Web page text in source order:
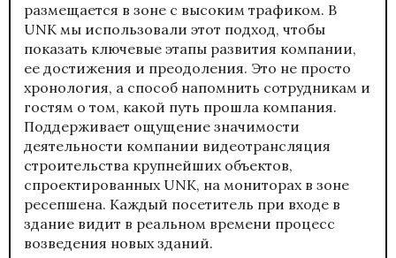
размещается в зоне с высоким трафиком. В
UNK мы использовали этот подход, чтобы
показать ключевые этапы развития компании,
ее достижения и преодоления. Это не просто
хронология, а способ напомнить сотрудникам и
гостям о том, какой путь прошла компания.
Поддерживает ощущение значимости
деятельности компании видеотрансляция
строительства крупнейших объектов,
спроектированных UNK, на мониторах в зоне
ресепшена. Каждый посетитель при входе в
здание видит в реальном времени процесс
возведения новых зданий.